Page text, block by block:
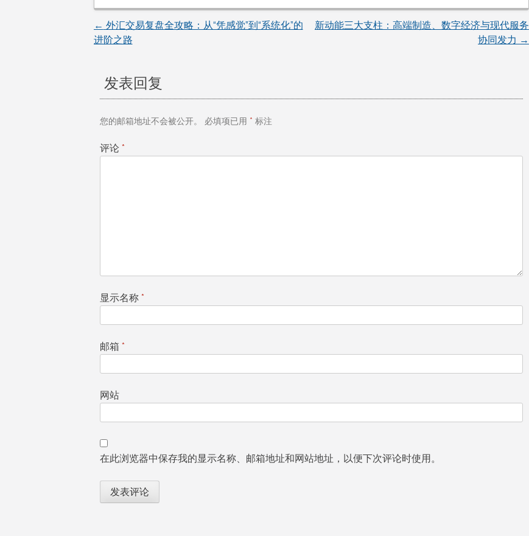
文
导
航
← 外汇交易复盘全攻略：从“凭感觉”到“系统化”的
进阶之路
新动能三大支柱：高端制造、数字经济与现代服务
协同发力 →
发表回复
您的邮箱地址不会被公开。 必填项已用 * 标注
评论 *
显示名称 *
邮箱 *
网站
在此浏览器中保存我的显示名称、邮箱地址和网站地址，以便下次评论时使用。